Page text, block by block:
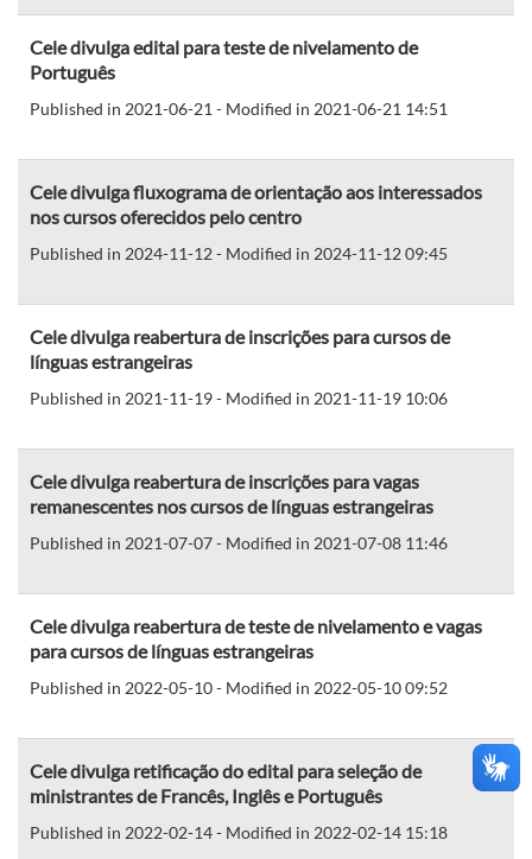
Cele divulga edital para teste de nivelamento de
Português
Published in 2021-06-21 - Modified in 2021-06-21 14:51
Cele divulga fluxograma de orientação aos interessados
nos cursos oferecidos pelo centro
Published in 2024-11-12 - Modified in 2024-11-12 09:45
Cele divulga reabertura de inscrições para cursos de
línguas estrangeiras
Published in 2021-11-19 - Modified in 2021-11-19 10:06
Cele divulga reabertura de inscrições para vagas
remanescentes nos cursos de línguas estrangeiras
Published in 2021-07-07 - Modified in 2021-07-08 11:46
Cele divulga reabertura de teste de nivelamento e vagas
para cursos de línguas estrangeiras
Published in 2022-05-10 - Modified in 2022-05-10 09:52
Cele divulga retificação do edital para seleção de
ministrantes de Francês, Inglês e Português
Published in 2022-02-14 - Modified in 2022-02-14 15:18